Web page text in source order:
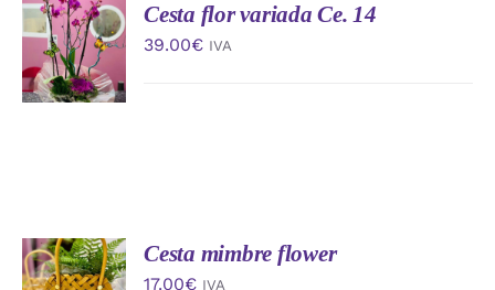
AÑADIR
AL
CARRITO
/
DETALLES
Cesta flor variada Ce. 14
39.00€ IVA
AÑADIR
AL
Cesta mimbre flower
17.00€ IVA